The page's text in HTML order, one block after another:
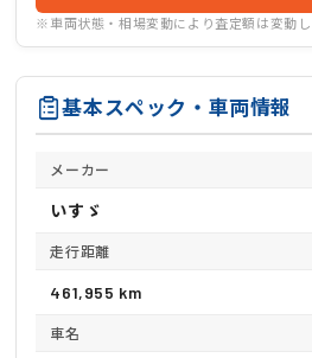
※車両状態・相場変動により査定額は変動し
基本スペック・車両情報
メーカー
いすゞ
走行距離
461,955 km
車名